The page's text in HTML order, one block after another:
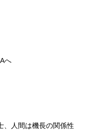
へ
、人間は機長の関係性